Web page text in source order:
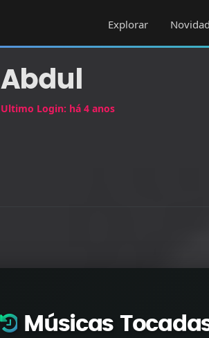
Explorar
Abdul
Ultimo Login: há 4 anos
Músicas